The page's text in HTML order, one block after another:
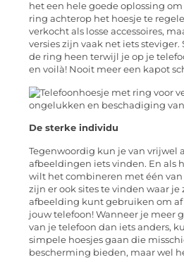
het een hele goede oplossing
ring achterop het hoesje te
verkocht als losse accessoires,
versies zijn vaak net iets
de ring heen terwijl je op je
en voilà! Nooit meer een kapot
De sterke individu
Tegenwoordig kun je van vrijwel
afbeeldingen iets vinden. En als
wilt het combineren met één van
zijn er ook sites te vinden waar
afbeelding kunt gebruiken om
jouw telefoon! Wanneer je meer
van je telefoon dan iets anders,
simpele hoesjes gaan die
bescherming bieden, maar wel